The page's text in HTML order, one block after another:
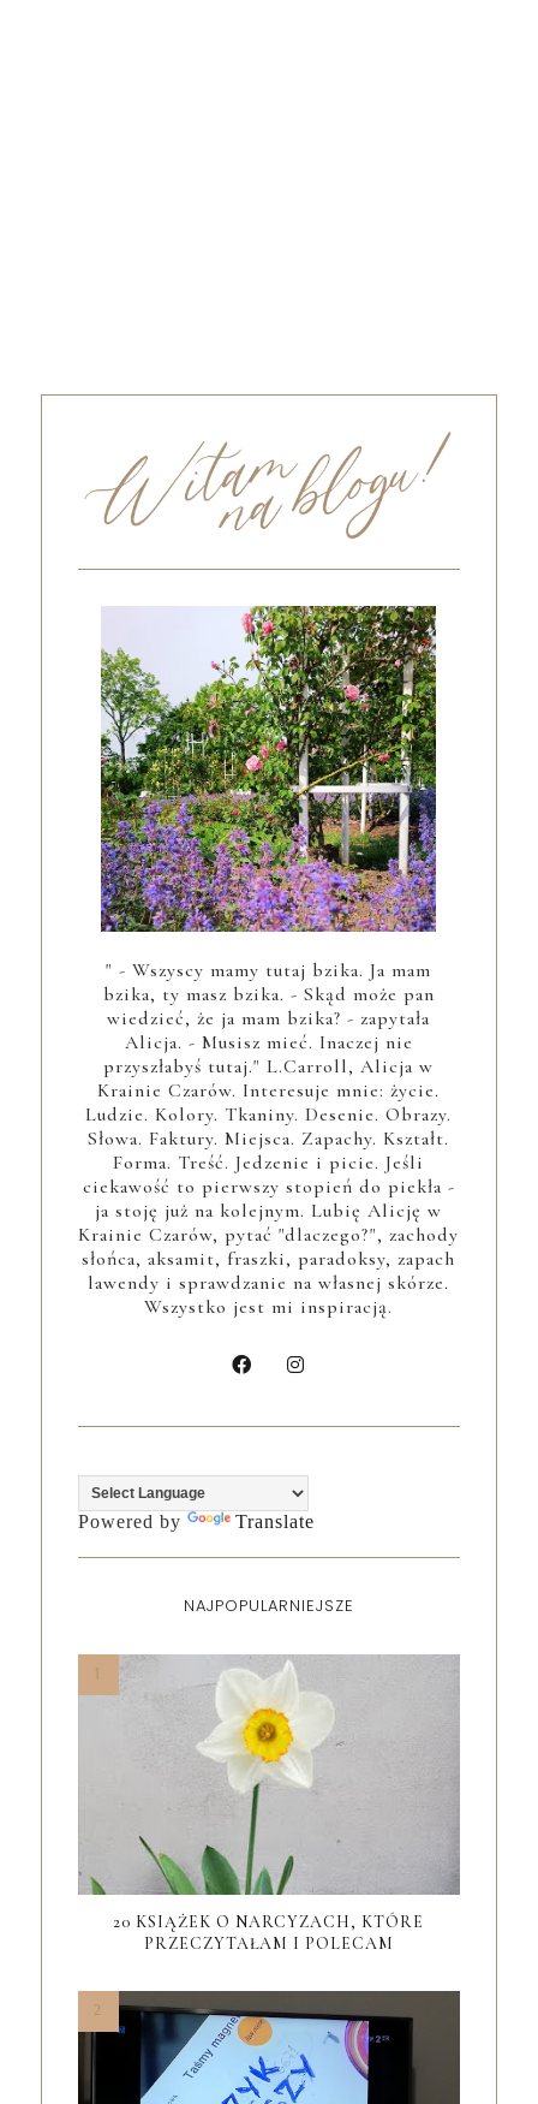
" - Wszyscy mamy tutaj bzika. Ja mam
bzika, ty masz bzika. - Skąd może pan
wiedzieć, że ja mam bzika? - zapytała
Alicja. - Musisz mieć. Inaczej nie
przyszłabyś tutaj." L.Carroll, Alicja w
Krainie Czarów. Interesuje mnie: życie.
Ludzie. Kolory. Tkaniny. Desenie. Obrazy.
Słowa. Faktury. Miejsca. Zapachy. Kształt.
Forma. Treść. Jedzenie i picie. Jeśli
ciekawość to pierwszy stopień do piekła -
ja stoję już na kolejnym. Lubię Alicję w
Krainie Czarów, pytać "dlaczego?", zachody
słońca, aksamit, fraszki, paradoksy, zapach
lawendy i sprawdzanie na własnej skórze.
Wszystko jest mi inspiracją.
Powered by Translate
NAJPOPULARNIEJSZE
20 KSIĄŻEK O NARCYZACH, KTÓRE
PRZECZYTAŁAM I POLECAM